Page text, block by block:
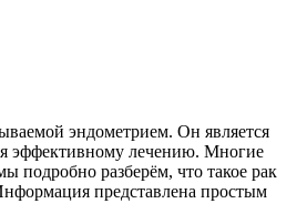
эндометрием. Он является
эффективному лечению. Многие
подробно разберём, что такое рак
представлена простым